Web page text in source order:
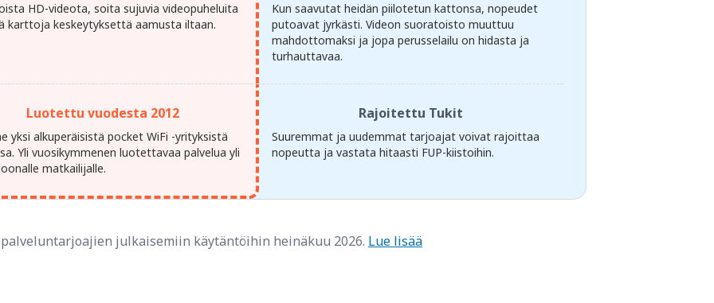
HD-videota, soita sujuvia videopuheluita
karttoja keskeytyksettä aamusta iltaan.
Kun saavutat heidän piilotetun kattonsa, nopeudet
putoavat jyrkästi. Videon suoratoisto muuttuu
mahdottomaksi ja jopa perusselailu on hidasta ja
turhauttavaa.
Luotettu vuodesta 2012
yksi alkuperäisistä pocket WiFi -yrityksistä
Yli vuosikymmenen luotettavaa palvelua yli
matkailijalle.
Rajoitettu Tukit
Suuremmat ja uudemmat tarjoajat voivat rajoittaa
nopeutta ja vastata hitaasti FUP-kiistoihin.
julkaisemiin käytäntöihin heinäkuu 2026. Lue lisää